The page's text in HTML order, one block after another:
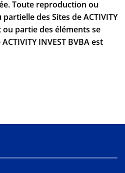
Toute reproduction ou
des Sites de ACTIVITY
ou partie des éléments se
INVEST BVBA est